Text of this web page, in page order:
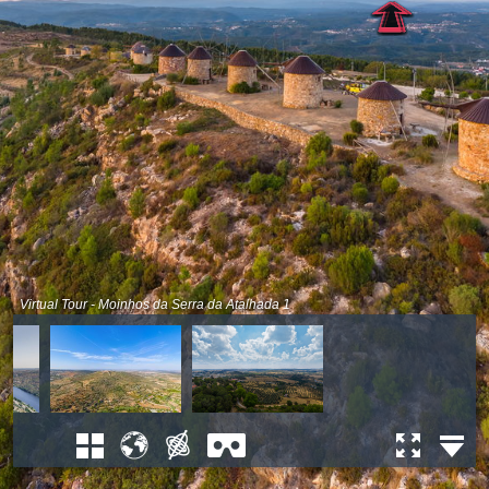
Virtual Tour - Moinhos da Serra da Atalhada 1